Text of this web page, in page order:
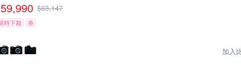
59,990 $63,147
時下殺 券
加入